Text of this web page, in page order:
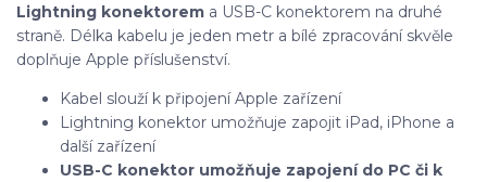
Lightning konektorem a USB-C konektorem na druhé
straně. Délka kabelu je jeden metr a bílé zpracování skvěle
doplňuje Apple příslušenství.
Kabel slouží k připojení Apple zařízení
Lightning konektor umožňuje zapojit iPad, iPhone a
další zařízení
USB-C konektor umožňuje zapojení do PC či k